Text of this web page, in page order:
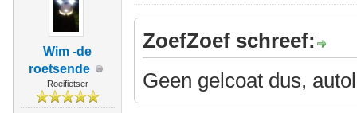
Wim -de
roetsende
Roeifietser
ZoefZoef schreef:
Geen gelcoat dus,